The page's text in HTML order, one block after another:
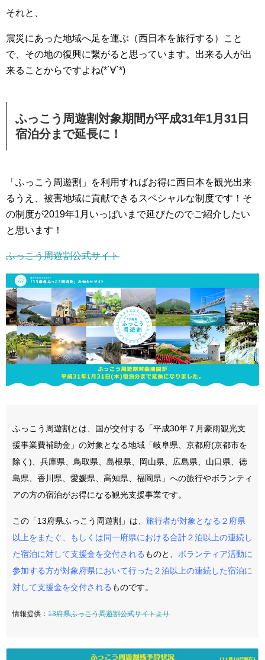
それと、
震災にあった地域へ足を運ぶ（西日本を旅行する）こと
で、その地の復興に繋がると思っています。出来る人が出
来ることからですよね(*´∀`*)
ふっこう周遊割対象期間が平成31年1月31日
宿泊分まで延長に！
「ふっこう周遊割」を利用すればお得に西日本を観光出来
るうえ、被害地域に貢献できるスペシャルな制度です！そ
の制度が2019年1月いっぱいまで延びたのでご紹介したい
と思います！
ふっこう周遊割公式サイト
ふっこう周遊割とは、国が交付する「平成30年７月豪雨観光支
援事業費補助金」の対象となる地域「岐阜県、京都府(京都市を
除く)、兵庫県、鳥取県、島根県、岡山県、広島県、山口県、徳
島県、香川県、愛媛県、高知県、福岡県」への旅行やボランティ
アの方の宿泊がお得になる観光支援事業です。
この「13府県ふっこう周遊割」は、 旅行者が対象となる２府県
以上をまたぐ、もしくは同一府県における合計２泊以上の連続し
た宿泊に対して支援金を交付される ものと、 ボランティア活動に
参加する方が対象府県において行った２泊以上の連続した宿泊に
対して支援金を交付される ものです。
情報提供： 13府県ふっこう周遊割公式サイトより